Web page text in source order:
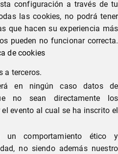
configuración a través de tu
las cookies, no podrá tener
que hacen su experiencia más
pueden no funcionar correcta.
de cookies
a terceros.
en ningún caso datos de
no sean directamente los
evento al cual se ha inscrito el
un comportamiento ético y
no siendo además nuestro